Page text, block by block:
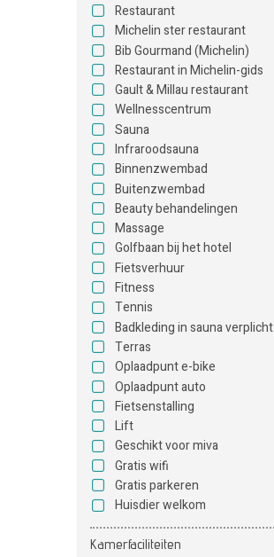
Restaurant
Michelin ster restaurant
Bib Gourmand (Michelin)
Restaurant in Michelin-gids
Gault & Millau restaurant
Wellnesscentrum
Sauna
Infraroodsauna
Binnenzwembad
Buitenzwembad
Beauty behandelingen
Massage
Golfbaan bij het hotel
Fietsverhuur
Fitness
Tennis
Badkleding in sauna verplicht
Terras
Oplaadpunt e-bike
Oplaadpunt auto
Fietsenstalling
Lift
Geschikt voor miva
Gratis wifi
Gratis parkeren
Huisdier welkom
Kamerfaciliteiten